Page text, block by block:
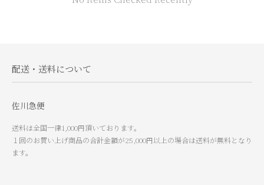
配送・送料について
佐川急便
送料は全国一律1,000円頂いております。
１回のお買い上げ商品の合計金額が25,000円以上の場合は送料が無料となり
ます。